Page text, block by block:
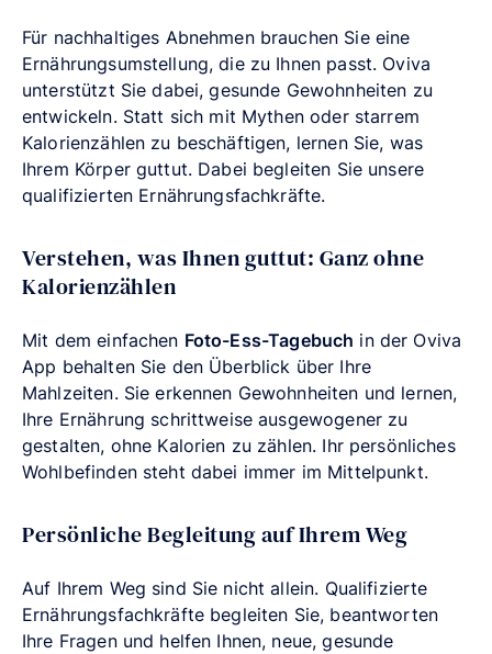
Für nachhaltiges Abnehmen brauchen Sie eine
Ernährungsumstellung, die zu Ihnen passt. Oviva
unterstützt Sie dabei, gesunde Gewohnheiten zu
entwickeln. Statt sich mit Mythen oder starrem
Kalorienzählen zu beschäftigen, lernen Sie, was
Ihrem Körper guttut. Dabei begleiten Sie unsere
qualifizierten Ernährungsfachkräfte.
Verstehen, was Ihnen guttut: Ganz ohne
Kalorienzählen
Mit dem einfachen Foto-Ess-Tagebuch in der Oviva
App behalten Sie den Überblick über Ihre
Mahlzeiten. Sie erkennen Gewohnheiten und lernen,
Ihre Ernährung schrittweise ausgewogener zu
gestalten, ohne Kalorien zu zählen. Ihr persönliches
Wohlbefinden steht dabei immer im Mittelpunkt.
Persönliche Begleitung auf Ihrem Weg
Auf Ihrem Weg sind Sie nicht allein. Qualifizierte
Ernährungsfachkräfte begleiten Sie, beantworten
Ihre Fragen und helfen Ihnen, neue, gesunde